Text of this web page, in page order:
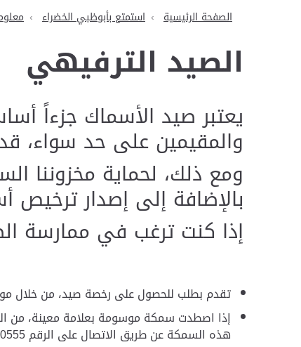
الصفحة الرئيسية استمتع بأبوظبي الخضراء
الصيد الترفيهي
يعتبر صيد الأسماك جزءاً
والمقيمين على حد سواء،
ومع ذلك، لحماية مخزوننا
بالإضافة إلى إصدار ترخيص
إذا كنت ترغب في ممارسة
تقدم بطلب للحصول على رخصة صيد، من خلال
إذا اصطدت سمكة موسومة بعلامة معينة، من
هذه السمكة عن طريق الاتصال على الرقم 800555 - مع ذكر الرقم واللون والحجم، إلى جانب الموقع الذي تم فيه صيد تلك السمكة.